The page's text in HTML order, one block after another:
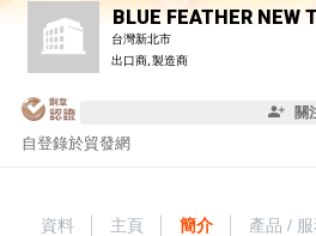
BLUE FEATHER NEW
台灣新北市
出口商, 製造商
關
自登錄於貿發網
資料 主頁 簡介 產品 / 服